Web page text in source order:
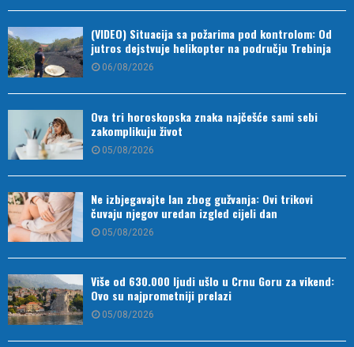
(VIDEO) Situacija sa požarima pod kontrolom: Od
jutros dejstvuje helikopter na području Trebinja
06/08/2026
Ova tri horoskopska znaka najčešće sami sebi
zakomplikuju život
05/08/2026
Ne izbjegavajte lan zbog gužvanja: Ovi trikovi
čuvaju njegov uredan izgled cijeli dan
05/08/2026
Više od 630.000 ljudi ušlo u Crnu Goru za vikend:
Ovo su najprometniji prelazi
05/08/2026